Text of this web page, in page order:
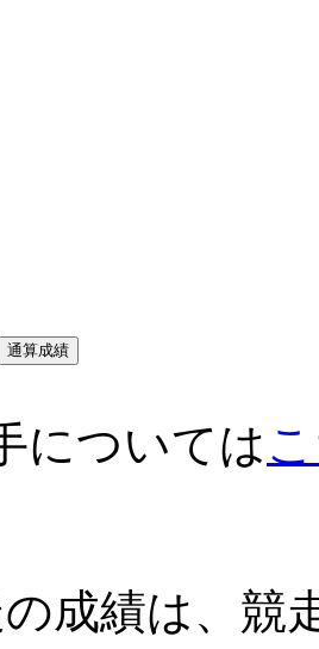
通算成績
については
成績は、競